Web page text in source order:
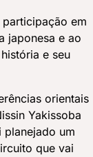
em
japonesa e ao
e seu
orientais
Yakissoba
planejado um
que vai